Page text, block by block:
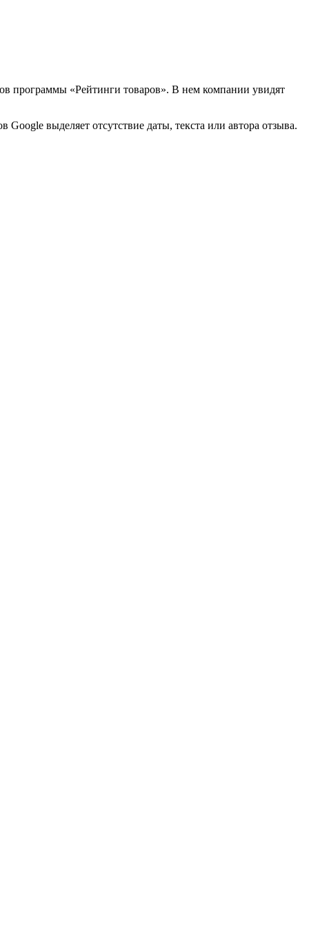
программы «Рейтинги товаров». В нем компании увидят
выделяет отсутствие даты, текста или автора отзыва.